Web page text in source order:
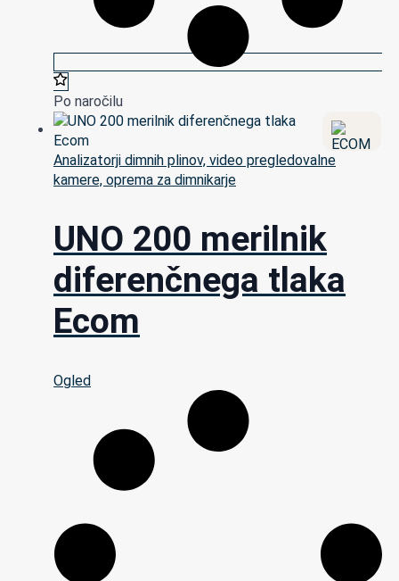
Po naročilu
Analizatorji dimnih plinov, video pregledovalne
kamere, oprema za dimnikarje
UNO 200 merilnik
diferenčnega tlaka
Ecom
Ogled